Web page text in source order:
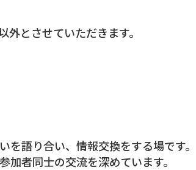
とさせていただきます。
語り合い、情報交換をする場です。
者同士の交流を深めています。